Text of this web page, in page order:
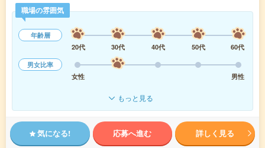
職場の雰囲気
年齢層
20代
30代 40代 50代
60代
男女比率
女性
男性
もっと見る
気になる! 応募へ進む 詳しく見る